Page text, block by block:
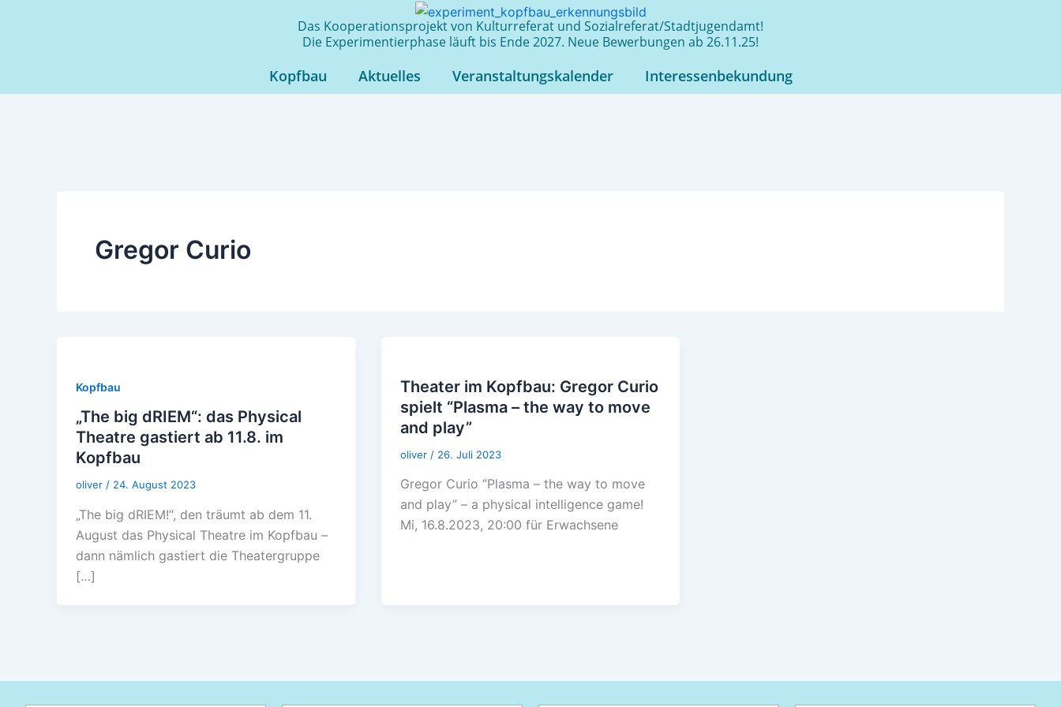
Das Kooperationsprojekt von Kulturreferat und Sozialreferat/Stadtjugendamt!
Die Experimentierphase läuft bis Ende 2027. Neue Bewerbungen ab 26.11.25!
Kopfbau Aktuelles Veranstaltungskalender Interessenbekundung
Gregor Curio
Kopfbau
„The big dRIEM“: das Physical
Theatre gastiert ab 11.8. im
Kopfbau
oliver / 24. August 2023
„The big dRIEM!“, den träumt ab dem 11.
August das Physical Theatre im Kopfbau –
dann nämlich gastiert die Theatergruppe
[…]
Theater im Kopfbau: Gregor Curio
spielt “Plasma – the way to move
and play”
oliver / 26. Juli 2023
Gregor Curio “Plasma – the way to move
and play” – a physical intelligence game!
Mi, 16.8.2023, 20:00 für Erwachsene